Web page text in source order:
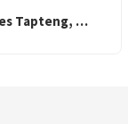
Tapteng, …